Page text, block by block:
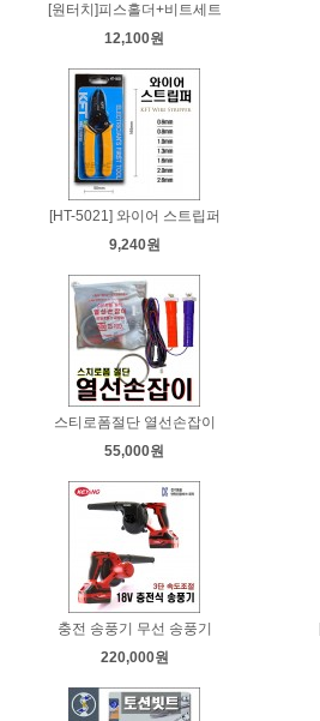
[원터치]피스홀더+비트세트
12,100원
[HT-5021] 와이어 스트립퍼
9,240원
스티로폼절단 열선손잡이
55,000원
충전 송풍기 무선 송풍기
220,000원